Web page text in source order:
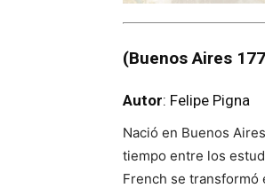
(Buenos Aires
Autor: Felipe Pigna
Nació en Buenos
tiempo entre los
French se transformó